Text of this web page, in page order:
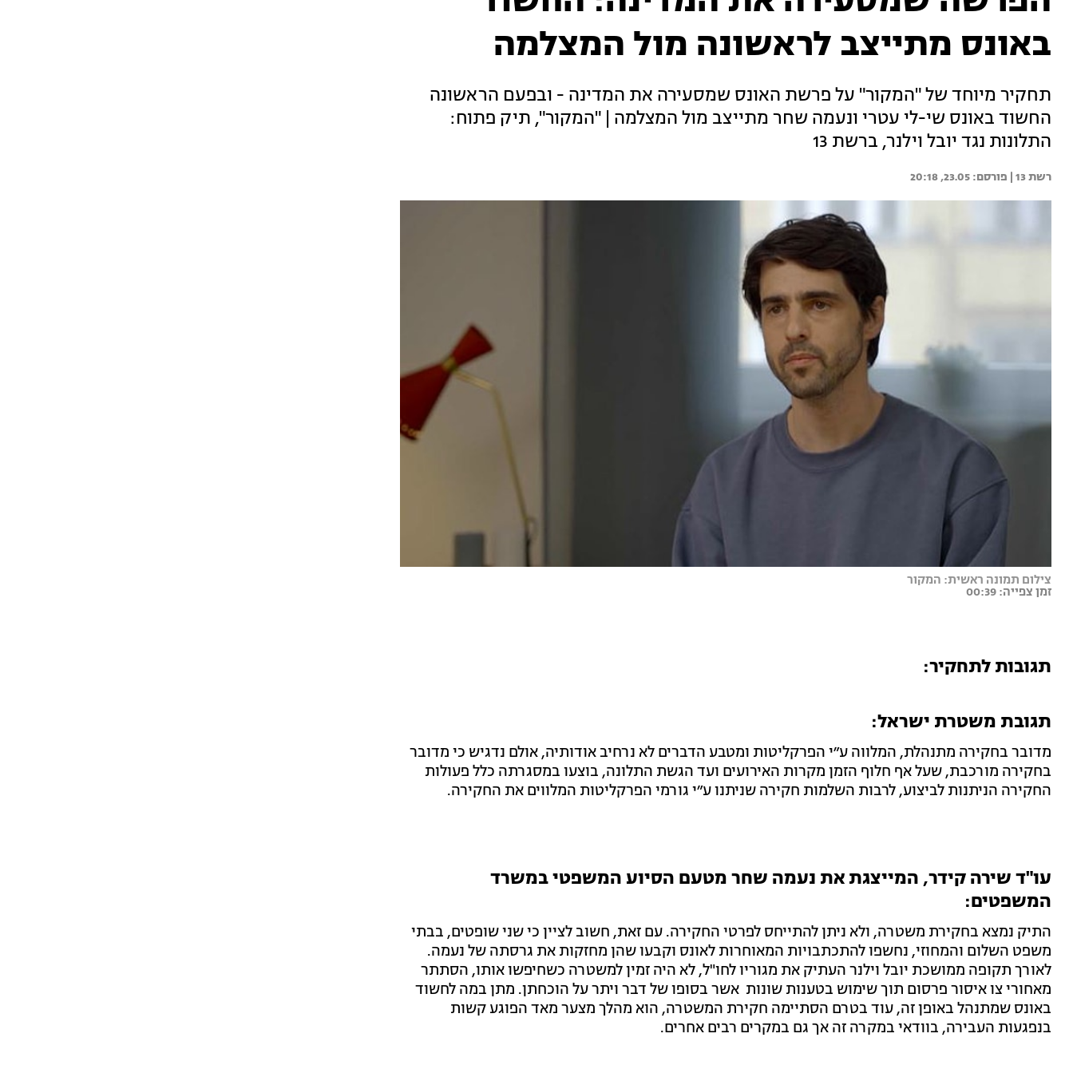
באונס מתייצב לראשונה מול המצלמה
תחקיר מיוחד של "המקור" על פרשת האונס שמסעירה את המדינה - ובפעם הראשונה
החשוד באונס שי-לי עטרי ונעמה שחר מתייצב מול המצלמה | "המקור", תיק פתוח:
התלונות נגד יובל וילנר, ברשת 13
רשת 13 | 23.05, 20:18
צילום תמונה ראשית: המקור
זמן צפייה: 00:39
תגובות לתחקיר:
תגובת משטרת ישראל:
מדובר בחקירה מתנהלת, המלווה ע״י הפרקליטות ומטבע הדברים לא נרחיב אודותיה, אולם נדגיש כי מדובר
בחקירה מורכבת, שעל אף חלוף הזמן מקרות האירועים ועד הגשת התלונה, בוצעו במסגרתה כלל פעולות
החקירה הניתנות לביצוע, לרבות השלמות חקירה שניתנו ע״י גורמי הפרקליטות המלווים את החקירה.
עו"ד שירה קידר, המייצגת את נעמה שחר מטעם הסיוע המשפטי במשרד
המשפטים:
התיק נמצא בחקירת משטרה, ולא ניתן להתייחס לפרטי החקירה. עם זאת, חשוב לציין כי שני שופטים, בבתי
משפט השלום והמחוזי, נחשפו להתכתבויות המאוחרות לאונס וקבעו שהן מחזקות את גרסתה של נעמה.
לאורך תקופה ממושכת יובל וילנר העתיק את מגוריו לחו"ל, לא היה זמין למשטרה כשחיפשו אותו, הסתתר
מאחורי צו איסור פרסום תוך שימוש בטענות שונות אשר בסופו של דבר ויתר על הוכחתן. מתן במה לחשוד
באונס שמתנהל באופן זה, עוד בטרם הסתיימה חקירת המשטרה, הוא מהלך מצער מאד הפוגע קשות
בנפגעות העבירה, בוודאי במקרה זה אך גם במקרים רבים אחרים.